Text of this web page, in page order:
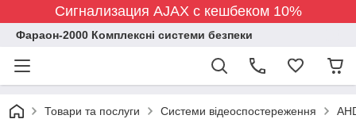
Сигнализация AJAX с кешбеком 10%
Фараон-2000 Комплексні системи безпеки
Товари та послуги Системи відеоспостереження